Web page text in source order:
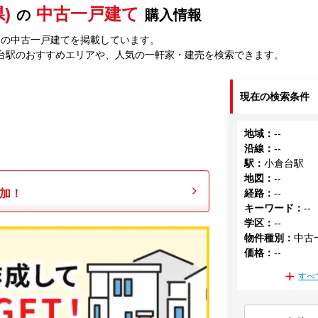
) の 中古一戸建て 購入情報
中古一戸建てを掲載しています。
のおすすめエリアや、人気の一軒家・建売を検索できます。
！
現在の検索条件
地域 ：--
沿線 ：--
駅 ：小倉台駅
地図 ：--
経路 ：--
キーワード ：--
学区 ：--
物件種別 ：中古
価格 ：--
すべ